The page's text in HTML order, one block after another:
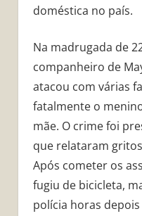
doméstica no país.
Na madrugada de
companheiro de
atacou com várias
fatalmente o
mãe. O crime foi
que relataram
Após cometer os
fugiu de bicicleta,
polícia horas